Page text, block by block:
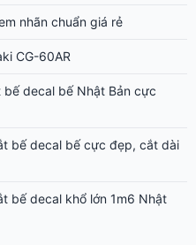
nhãn chuẩn giá rẻ
CG-60AR
bế decal bế Nhật Bản cực
bế decal bế cực đẹp, cắt dài
bế decal khổ lớn 1m6 Nhật